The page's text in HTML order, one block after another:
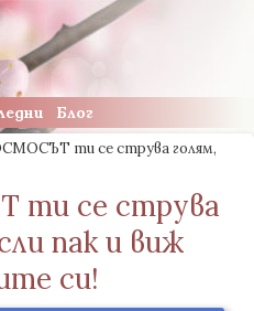
Блог
ти се струва голям,
ти се струва
пак и виж
си!